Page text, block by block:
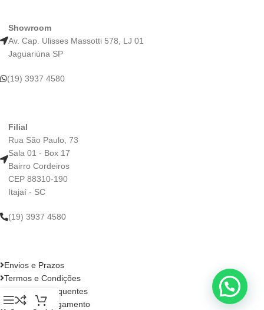
Showroom
Av. Cap. Ulisses Massotti 578, LJ 01
Jaguariúna SP​
(19) 3937 4580
Filial
Rua São Paulo, 73
Sala 01 - Box 17
Bairro Cordeiros
CEP 88310-190
Itajaí - SC
(19) 3937 4580​
Envios e Prazos
Termos e Condições
Perguntas Frequentes
Formas de Pagamento